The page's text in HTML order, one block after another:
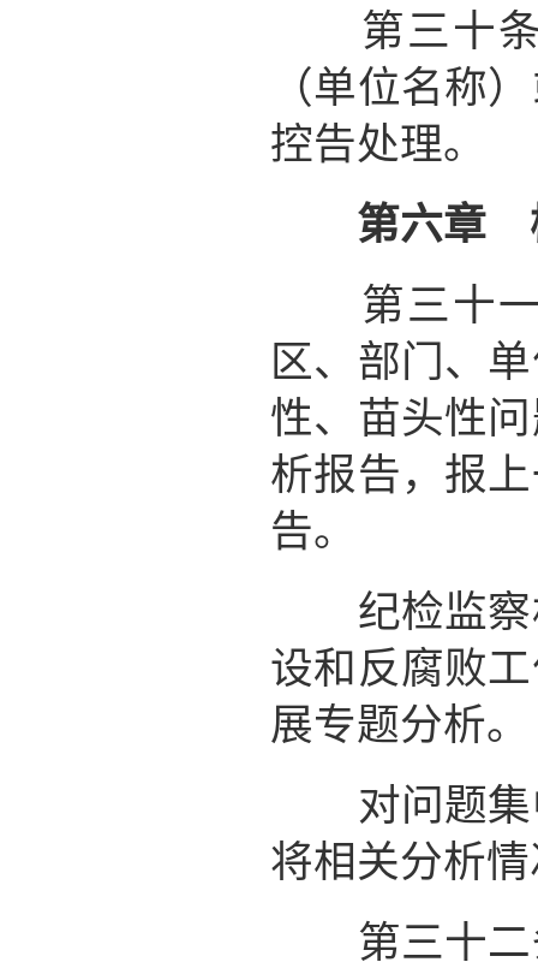
第三十条
（单位名称
控告处理。
第六章
第三十一
区、部门、
性、苗头性
析报告，报
告。
纪检监察
设和反腐败
展专题分析。
对问题集
将相关分析
第三十二